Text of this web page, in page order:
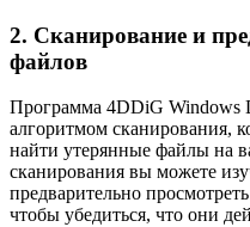
2. Сканирование и
файлов
Программа 4DDiG Windows
алгоритмом сканирования,
найти утерянные файлы на
сканирования вы можете
предварительно
чтобы убедиться, что они